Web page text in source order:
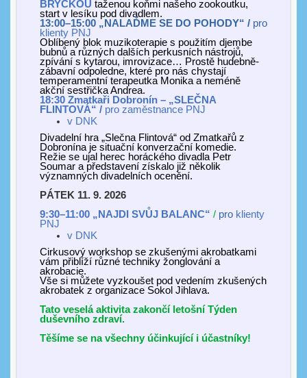
BRYČKOU taženou koňmi našeho zookoutku,
start v lesíku pod divadlem.
13:00–15:00 „NALAĎME SE DO POHODY“ / pro
klienty PNJ
Oblíbený blok muzikoterapie s použitím djembe
bubnů a různých dalších perkusních nástrojů,
zpívání s kytarou, imrovizace… Prostě hudebně-
zábavní odpoledne, kterépro nás chystají
temperamentní terapeutka Monika a neméně
akční sestřička Andrea.
18:30 Zmatkaři Dobronín – „SLEČNA
FLINTOVÁ“ / pro zaměstnance PNJ
v DNK
Divadelní hra „Slečna Flintová“ od Zmatkařů z
Dobronína je situační konverzační komedie.
Režie se ujal herec horáckého divadla Petr
Soumar a představení získalo již několik
významných divadelních ocenění.
PÁTEK 11. 9. 2026
9:30–11:00 „ NAJDI SVŮJ BALANC“ / pro klienty
PNJ
vDNK
Cirkusový workshop se zkušenými akrobatkami
vám přiblíží různé techniky žonglování a
akrobacie.
Vše si můžete vyzkoušet pod vedením zkušených
akrobatek z organizace Sokol Jihlava.
Tato veselá aktivita zakončí letošní Týden
duševního zdraví.
Těšíme se na všechny účinkující i účastníky!